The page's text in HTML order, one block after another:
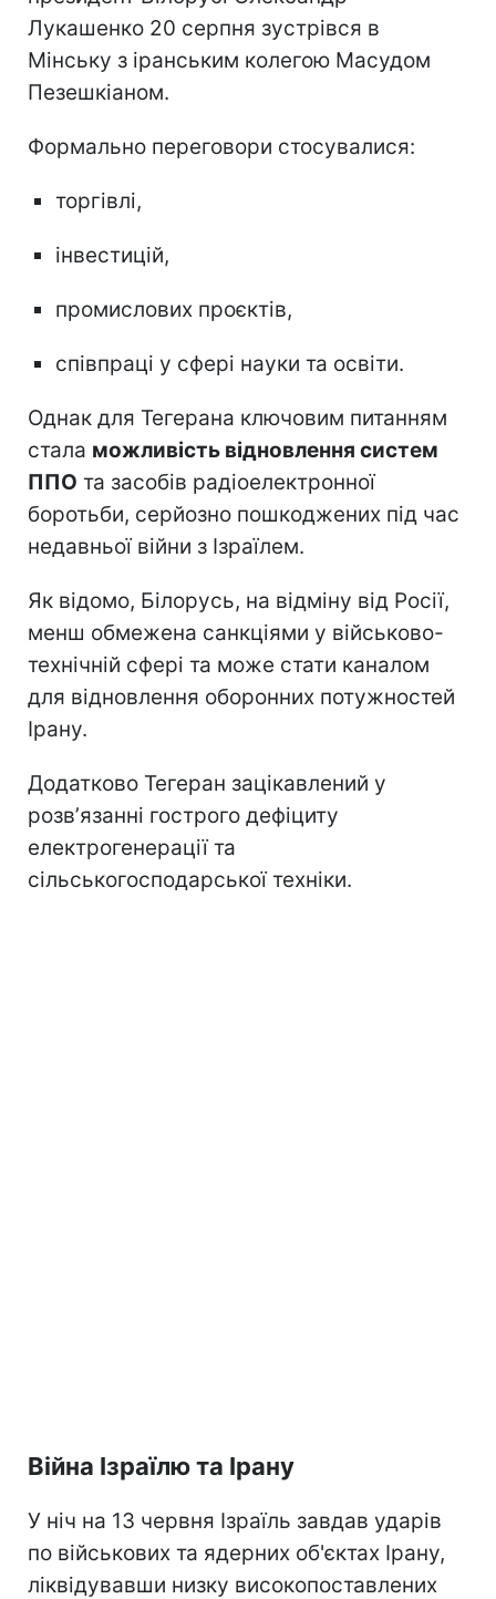
Лукашенко 20 серпня зустрівся в
Мінську з іранським колегою Масудом
Пезешкіаном.
Формально переговори стосувалися:
торгівлі,
інвестицій,
промислових проєктів,
співпраці у сфері науки та освіти.
Однак для Тегерана ключовим питанням
стала можливість відновлення систем
ППО та засобів радіоелектронної
боротьби, серйозно пошкоджених під час
недавньої війни з Ізраїлем.
Як відомо, Білорусь, на відміну від Росії,
менш обмежена санкціями у військово-
технічній сфері та може стати каналом
для відновлення оборонних потужностей
Ірану.
Додатково Тегеран зацікавлений у
розвʼязанні гострого дефіциту
електрогенерації та
сільськогосподарської техніки.
Війна Ізраїлю та Ірану
У ніч на 13 червня Ізраїль завдав ударів
по військових та ядерних об'єктах Ірану,
ліквідувавши низку високопоставлених